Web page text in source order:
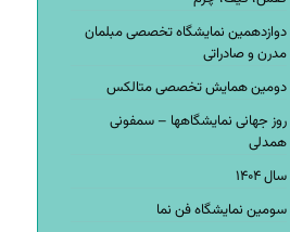
دوازدهمین نمایشگاه تخصصی مبلمان
مدرن و صادراتی
دومین همایش تخصصی متالکس
روز جهانی نمایشگاهها – سمفونی
همدلی
سال ۱۴۰۴
سومین نمایشگاه فن نما